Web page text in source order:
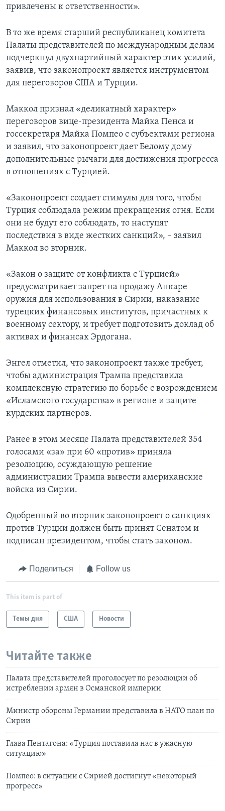
привлечены к ответственности».
В то же время старший республиканец комитета
Палаты представителей по международным делам
подчеркнул двухпартийный характер этих усилий,
заявив, что законопроект является инструментом
для переговоров США и Турции.
Маккол признал «деликатный характер»
переговоров вице-президента Майка Пенса и
госсекретаря Майка Помпео с субъектами региона
и заявил, что законопроект дает Белому дому
дополнительные рычаги для достижения прогресса
в отношениях с Турцией.
«Законопроект создает стимулы для того, чтобы
Турция соблюдала режим прекращения огня. Если
они не будут его соблюдать, то наступят
последствия в виде жестких санкций», – заявил
Маккол во вторник.
«Закон о защите от конфликта с Турцией»
предусматривает запрет на продажу Анкаре
оружия для использования в Сирии, наказание
турецких финансовых институтов, причастных к
военному сектору, и требует подготовить доклад об
активах и финансах Эрдогана.
Энгел отметил, что законопроект также требует,
чтобы администрация Трампа представила
комплексную стратегию по борьбе с возрождением
«Исламского государства» в регионе и защите
курдских партнеров.
Ранее в этом месяце Палата представителей 354
голосами «за» при 60 «против» приняла
резолюцию, осуждающую решение
администрации Трампа вывести американские
войска из Сирии.
Одобренный во вторник законопроект о санкциях
против Турции должен быть принят Сенатом и
подписан президентом, чтобы стать законом.
Поделиться Follow us
This item is part of
Темы дня США Новости
Читайте также
Палата представителей проголосует по резолюции об
истреблении армян в Османской империи
Министр обороны Германии представила в НАТО план по
Сирии
Глава Пентагона: «Турция поставила нас в ужасную
ситуацию»
Помпео: в ситуации с Сирией достигнут «некоторый
прогресс»